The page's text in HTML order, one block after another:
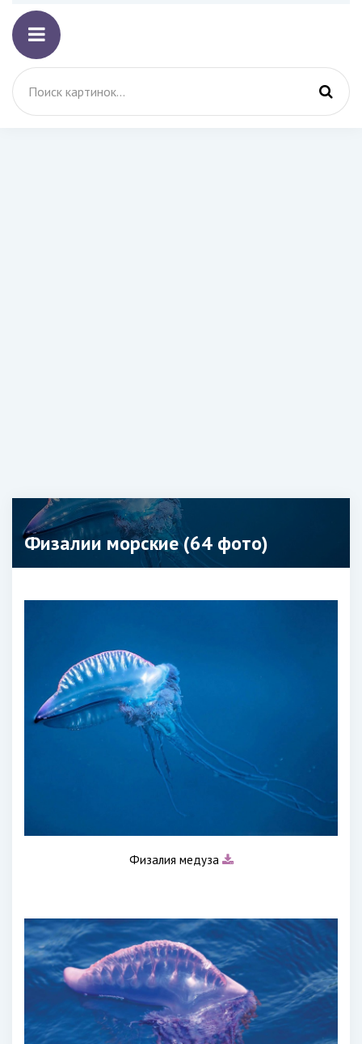
Физалии морские (64 фото)
Физалия медуза